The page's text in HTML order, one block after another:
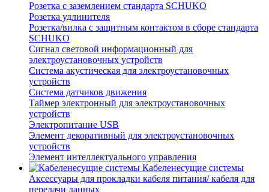
Розетка с заземлением стандарта SCHUKO
Розетка удлинителя
Розетка/вилка с защитным контактом в сборе стандарта
SCHUKO
Сигнал световой информационный для
электроустановочных устройств
Система акустическая для электроустановочных
устройств
Система датчиков движения
Таймер электронный для электроустановочных
устройств
Электропитание USB
Элемент декоративный для электроустановочных
устройств
Элемент интеллектуального управления
Кабеленесущие системы
Аксессуары для прокладки кабеля питания/ кабеля для
передачи данных